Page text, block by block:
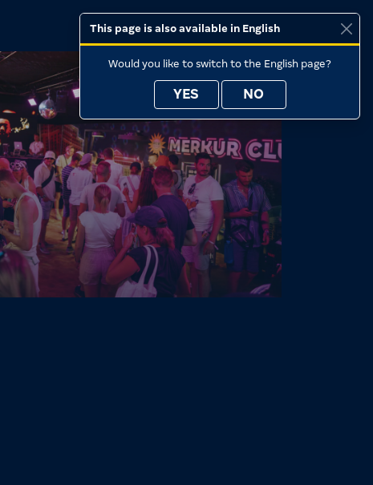
This page is also available in English
Would you like to switch to the English page?
YES NO